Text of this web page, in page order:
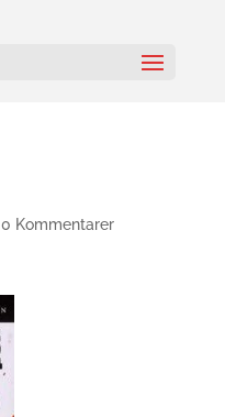
0 Kommentarer